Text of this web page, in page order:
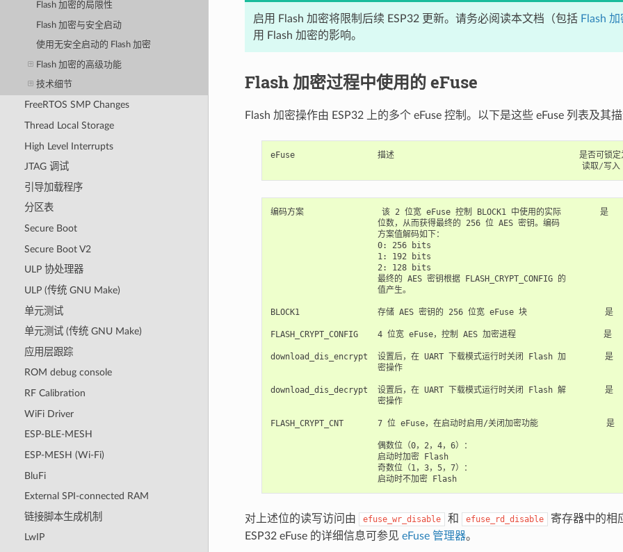
Flash 加密的局限性
Flash 加密与安全启动
使用无安全启动的 Flash 加密
Flash 加密的高级功能
技术细节
FreeRTOS SMP Changes
Thread Local Storage
High Level Interrupts
JTAG 调试
引导加载程序
分区表
Secure Boot
Secure Boot V2
ULP 协处理器
ULP (传统 GNU Make)
单元测试
单元测试 (传统 GNU Make)
应用层跟踪
ROM debug console
RF Calibration
WiFi Driver
ESP-BLE-MESH
ESP-MESH (Wi-Fi)
BluFi
External SPI-connected RAM
链接脚本生成机制
LwIP
启用 Flash 加密将限制后续 ESP32 更新。请务必阅读本文档（包括 Flash
用 Flash 加密的影响。
Flash 加密过程中使用的 eFuse
Flash 加密操作由 ESP32 上的多个 eFuse 控制。以下是这些 eFuse 列表及其描
eFuse 描述 是否可锁定
读取/写入
编码方案                该 2 位宽 eFuse 控制 BLOCK1 中使用的实际
                      位数，从而获得最终的 256 位 AES 密钥。编码
                      方案值解码如下：
                      0: 256 bits
                      1: 192 bits
                      2: 128 bits
                      最终的 AES 密钥根据 FLASH_CRYPT_CONFIG 的
                      值产生。
BLOCK1                存储 AES 密钥的 256 位宽 eFuse 块
FLASH_CRYPT_CONFIG    4 位宽 eFuse，控制 AES 加密进程
download_dis_encrypt  设置后，在 UART 下载模式运行时关闭 Flash 加
                      密操作
download_dis_decrypt  设置后，在 UART 下载模式运行时关闭 Flash 解
                      密操作
FLASH_CRYPT_CNT       7 位 eFuse，在启动时启用/关闭加密功能
                      偶数位（0，2，4，6）：
                      启动时加密 Flash
                      奇数位（1，3，5，7）：
                      启动时不加密 Flash
对上述位的读写访问由 efuse_wr_disable 和 efuse_rd_disable
寄存器中的相
ESP32 eFuse 的详细信息可参见 eFuse 管理器。